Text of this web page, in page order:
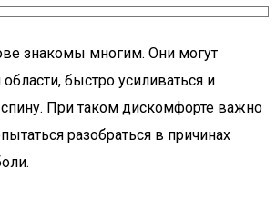
знакомы многим. Они могут
быстро усиливаться и
спину. При таком дискомфорте важно
разобраться в причинах